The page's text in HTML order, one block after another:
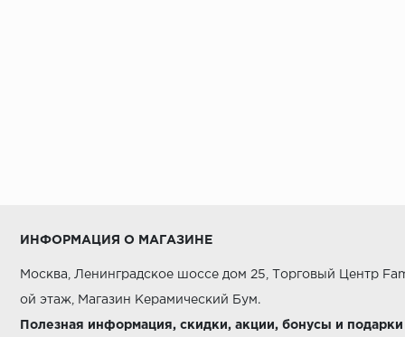
ИНФОРМАЦИЯ О МАГАЗИНЕ
Москва, Ленинградское шоссе дом 25, Торговый Центр
ой этаж, Магазин Керамический Бум.
Полезная информация, скидки, акции, бонусы и